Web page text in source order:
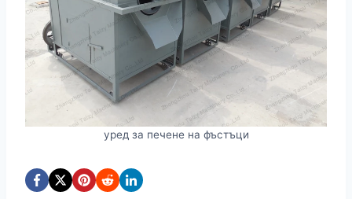
уред за печене на фъстъци